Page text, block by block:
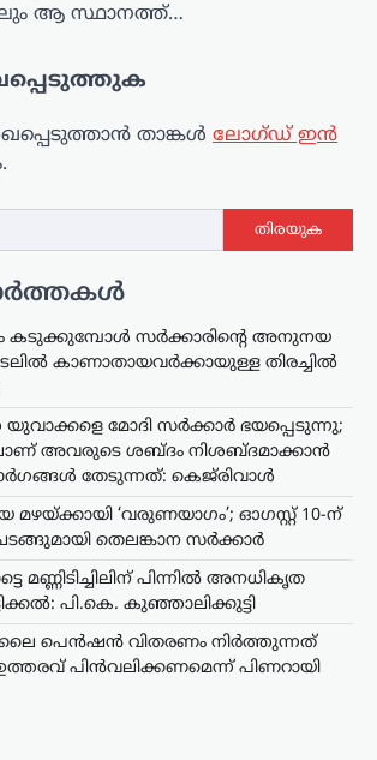
ആ സ്ഥാനത്ത്…
താങ്കൾ ലോഗ്ഡ് ഇൻ
തിരയുക
കടുക്കുമ്പോൾ സർക്കാരിന്റെ അനുനയ
കാണാതായവർക്കായുള്ള തിരച്ചിൽ
യുവാക്കളെ മോദി സർക്കാർ ഭയപ്പെടുന്നു;
അവരുടെ ശബ്ദം നിശബ്ദമാക്കാൻ
തേടുന്നത്: കെജ്‌രിവാൾ
മഴയ്ക്കായി ‘വരുണയാഗം’; ഓഗസ്റ്റ് 10-ന്
തെലങ്കാന സർക്കാർ
മണ്ണിടിച്ചിലിന് പിന്നിൽ അനധികൃത
പി.കെ. കുഞ്ഞാലിക്കുട്ടി
പെൻഷൻ വിതരണം നിർത്തുന്നത്
പിൻവലിക്കണമെന്ന് പിണറായി